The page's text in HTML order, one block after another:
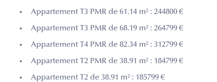
Appartement T3 PMR de 61.14 m² : 244800 €
Appartement T3 PMR de 68.19 m² : 264799 €
Appartement T4 PMR de 82.34 m² : 312799 €
Appartement T2 PMR de 38.91 m² : 184799 €
Appartement T2 de 38.91 m² : 185799 €